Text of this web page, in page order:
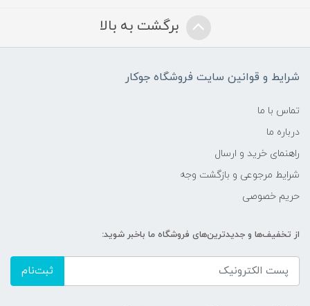
برگشت به بالا
شرایط و قوانین سایت فروشگاه جوکار
تماس با ما
درباره ما
راهنمای خرید و ارسال
شرایط مرجوعی و بازگشت وجه
حریم خصوصی
از تخفیف‌ها و جدیدترین‌های فروشگاه ما باخبر شوید:
ثبت‌نام